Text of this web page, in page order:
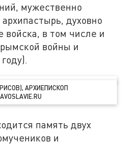
мужественно
духовно
войска, в том числе и
войны и
АРХИЕПИСКОП
память двух
и